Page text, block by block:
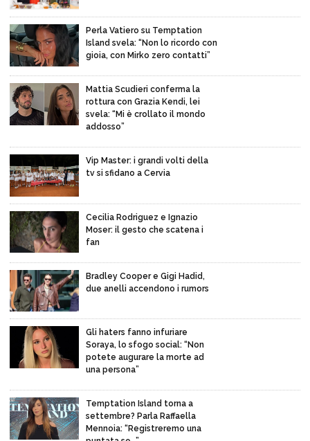
Perla Vatiero su Temptation
Island svela: “Non lo ricordo con
gioia, con Mirko zero contatti”
Mattia Scudieri conferma la
rottura con Grazia Kendi, lei
svela: “Mi è crollato il mondo
addosso”
Vip Master: i grandi volti della
tv si sfidano a Cervia
Cecilia Rodriguez e Ignazio
Moser: il gesto che scatena i
fan
Bradley Cooper e Gigi Hadid,
due anelli accendono i rumors
Gli haters fanno infuriare
Soraya, lo sfogo social: “Non
potete augurare la morte ad
una persona”
Temptation Island torna a
settembre? Parla Raffaella
Mennoia: “Registreremo una